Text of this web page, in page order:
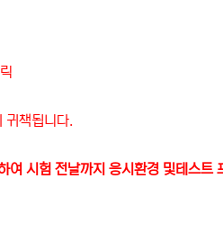
됩니다.
여 시험 전날까지 응시환경 및테스트